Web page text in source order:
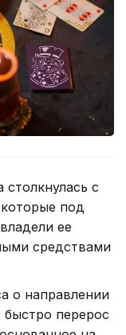
с
под
ее
средствами
о направлении
быстро перерос